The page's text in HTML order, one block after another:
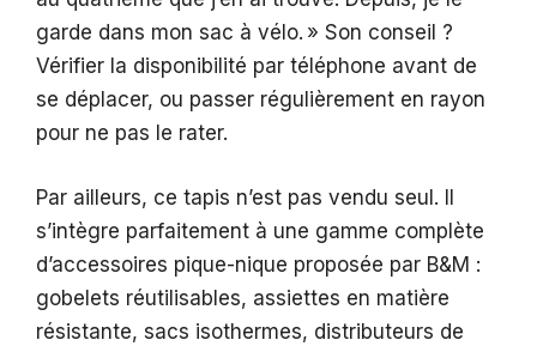
garde dans mon sac à vélo. » Son conseil ?
Vérifier la disponibilité par téléphone avant de
se déplacer, ou passer régulièrement en rayon
pour ne pas le rater.
Par ailleurs, ce tapis n’est pas vendu seul. Il
s’intègre parfaitement à une gamme complète
d’accessoires pique-nique proposée par B&M :
gobelets réutilisables, assiettes en matière
résistante, sacs isothermes, distributeurs de